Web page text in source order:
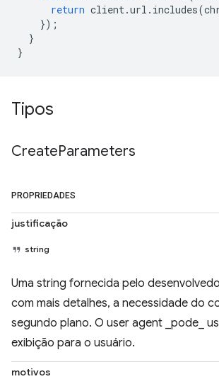
return client.url . includes(
});
}
}
Tipos
CreateParameters
PROPRIEDADES
justificação
string
Uma string fornecida pelo
com mais detalhes, a necessidade do
segundo plano. O user agent _pode_
exibição para o usuário.
motivos